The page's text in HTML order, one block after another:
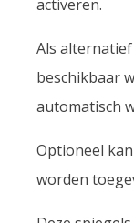
activeren.
Als
beschikbaar
automatisch
Optioneel
worden